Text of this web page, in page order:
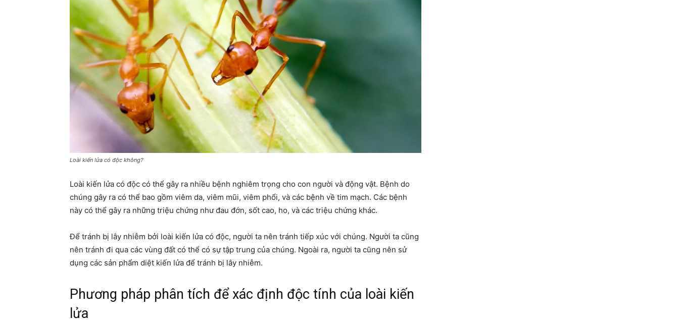
sống
chúng
Loài kiến lửa có độc không?
Loài kiến lửa có độc có thể gây ra nhiều bệnh nghiêm trọng cho con người và động vật. Bệnh do
chúng gây ra có thể bao gồm viêm da, viêm mũi, viêm phổi, và các bệnh về tim mạch. Các bệnh
này có thể gây ra những triệu chứng như đau đớn, sốt cao, ho, và các triệu chứng khác.
Để tránh bị lây nhiễm bởi loài kiến lửa có độc, người ta nên tránh tiếp xúc với chúng. Người ta cũng
nên tránh đi qua các vùng đất có thể có sự tập trung của chúng. Ngoài ra, người ta cũng nên sử
dụng các sản phẩm diệt kiến lửa để tránh bị lây nhiễm.
Phương pháp phân tích để xác định độc tính của loài kiến
lửa